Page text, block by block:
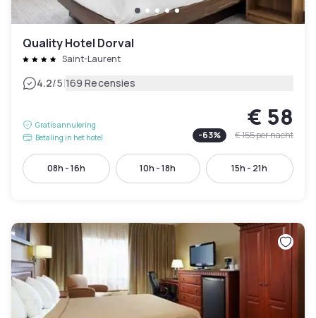
Quality Hotel Dorval
Saint-Laurent
4.2/5|169 Recensies
Gratis annulering
Betaling in het hotel
€ 58
-63% € 155per nacht
08h - 16h 10h - 18h 15h - 21h